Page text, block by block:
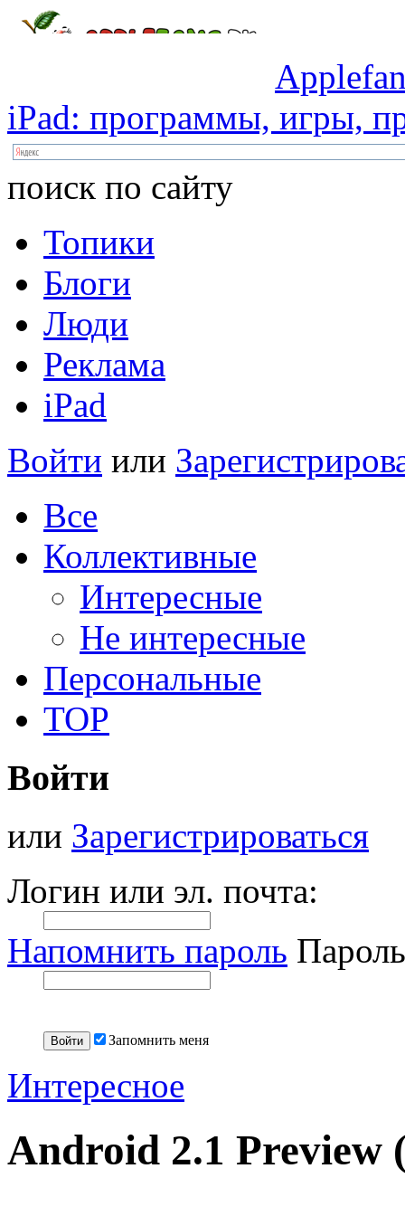
iPad: программы, игры,
поиск по сайту
Топики
Блоги
Люди
Реклама
iPad
Войти или
Все
Коллективные
Интересные
Не интересные
Персональные
TOP
Войти
или Зарегистрироваться
Логин или эл. почта:
Напомнить пароль
Запомнить меня
Интересное
Android 2.1 Preview